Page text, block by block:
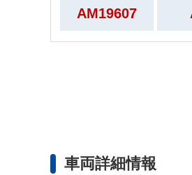
AM19607
車両詳細情報